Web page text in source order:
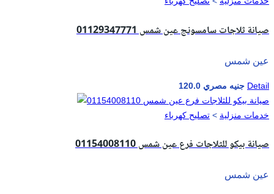
صيانة ثلاجات سامسونج عين شمس 01129347771
عين شمس
120.0 جنيه مصري Detail
خدمات منزلية > تصليح كهرباء
صيانة بيكو للثلاجات فرع عين شمس 01154008110
عين شمس